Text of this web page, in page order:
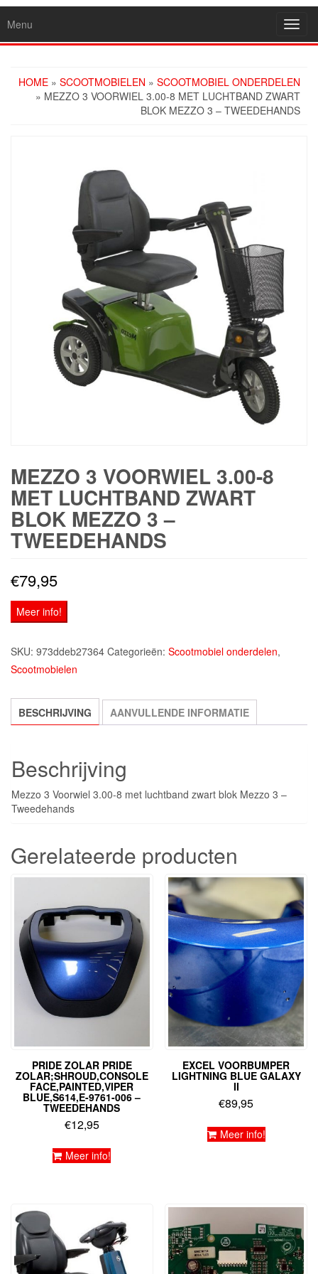
Menu
HOME » SCOOTMOBIELEN » SCOOTMOBIEL ONDERDELEN
» MEZZO 3 VOORWIEL 3.00-8 MET LUCHTBAND ZWART
BLOK MEZZO 3 – TWEEDEHANDS
MEZZO 3 VOORWIEL 3.00-8
MET LUCHTBAND ZWART
BLOK MEZZO 3 –
TWEEDEHANDS
€79,95
Meer info!
SKU: 973ddeb27364 Categorieën: Scootmobiel onderdelen,
Scootmobielen
BESCHRIJVING AANVULLENDE INFORMATIE
Beschrijving
Mezzo 3 Voorwiel 3.00-8 met luchtband zwart blok Mezzo 3 –
Tweedehands
Gerelateerde producten
PRIDE ZOLAR PRIDE
ZOLAR;SHROUD,CONSOLE
FACE,PAINTED,VIPER
BLUE,S614,E-9761-006 –
TWEEDEHANDS
€12,95
Meer info!
EXCEL VOORBUMPER
LIGHTNING BLUE GALAXY
II
€89,95
Meer info!